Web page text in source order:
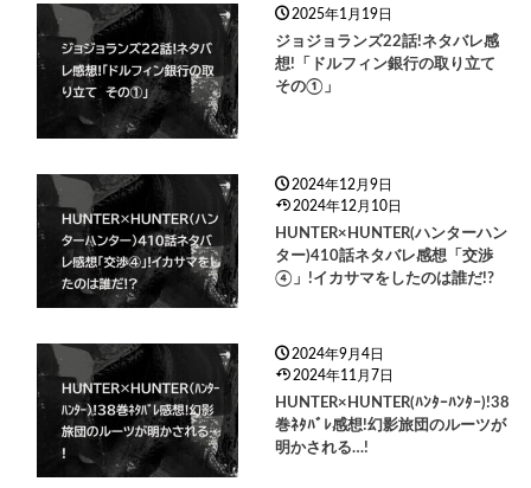
2025年1月19日
ジョジョランズ22話!ネタバレ感
想!「ドルフィン銀行の取り立て
その①」
2024年12月9日
2024年12月10日
HUNTER×HUNTER(ハンターハン
ター)410話ネタバレ感想「交渉
④」!イカサマをしたのは誰だ!?
2024年9月4日
2024年11月7日
HUNTER×HUNTER(ﾊﾝﾀｰﾊﾝﾀｰ)!38
巻ﾈﾀﾊﾞﾚ感想!幻影旅団のルーツが
明かされる…!